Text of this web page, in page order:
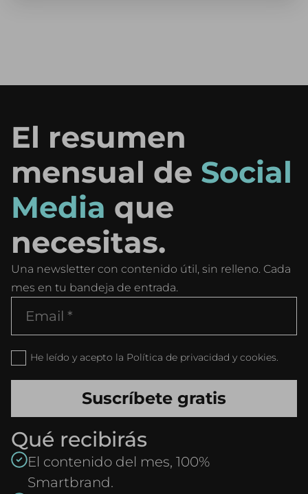
El resumen
mensual de Social
Media que
necesitas.
Una newsletter con contenido útil, sin relleno. Cada
mes en tu bandeja de entrada.
He leído y acepto la Política de privacidad y cookies.
Qué recibirás
El contenido del mes, 100%
Smartbrand.